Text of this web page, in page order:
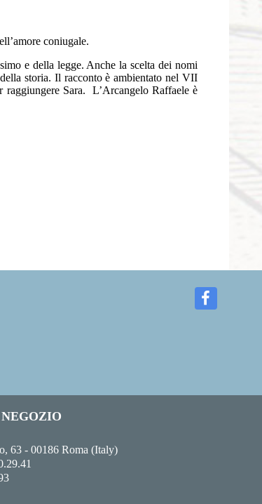
coniugale.
e della legge. Anche la scelta dei nomi
storia. Il racconto è ambientato nel VII
Sara.
L’Arcangelo Raffaele è
63 - 00186 Roma (Italy)